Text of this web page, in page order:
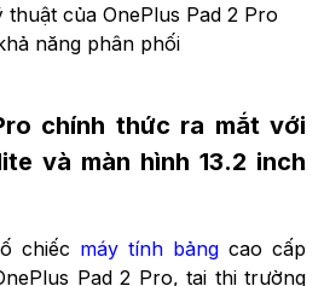
thuật của OnePlus Pad 2 Pro
năng phân phối
chính thức ra mắt với
và màn hình 13.2 inch
chiếc máy tính bảng cao cấp
Pad 2 Pro, tại thị trường